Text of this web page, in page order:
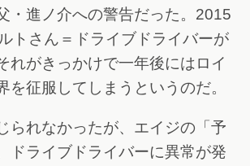
・進ノ介への警告だった。2015
トさん＝ドライブドライバーが
れがきっかけで一年後にはロイ
を征服してしまうというのだ。
られなかったが、エイジの「予
ドライブドライバーに異常が発